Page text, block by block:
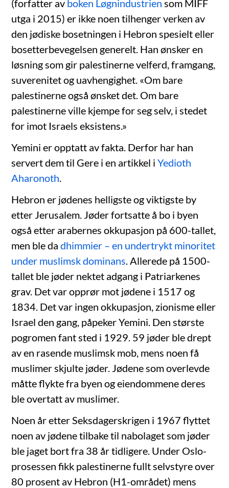
(forfatter av boken Løgnindustrien som MIFF
utga i 2015) er ikke noen tilhenger verken av
den jødiske bosetningen i Hebron spesielt eller
bosetterbevegelsen generelt. Han ønsker en
løsning som gir palestinerne velferd, framgang,
suverenitet og uavhengighet. «Om bare
palestinerne også ønsket det. Om bare
palestinerne ville kjempe for seg selv, i stedet
for imot Israels eksistens.»
Yemini er opptatt av fakta. Derfor har han
servert dem til Gere i en artikkel iYedioth
Aharonoth
Hebron er jødenes helligste og viktigste by
etter Jerusalem. Jøder fortsatte å bo i byen
også etter arabernes okkupasjon på 600-tallet,
men ble dadhimmier – en undertrykt minoritet
under muslimsk dominans . Allerede på 1500-
tallet ble jøder nektet adgang i Patriarkenes
grav. Det var opprør mot jødene i 1517 og
1834. Det var ingen okkupasjon, zionisme eller
Israel den gang, påpeker Yemini. Den største
pogromen fant sted i 1929. 59 jøder ble drept
av en rasende muslimsk mob, mens noen få
muslimer skjulte jøder. Jødene som overlevde
måtte flykte fra byen og eiendommene deres
ble overtatt av muslimer.
Noen år etter Seksdagerskrigen i 1967 flyttet
noen av jødene tilbake til nabolaget som jøder
ble jaget bort fra 38 år tidligere. Under Oslo-
prosessen fikk palestinerne fullt selvstyre over
80 prosent av Hebron (H1-området) mens